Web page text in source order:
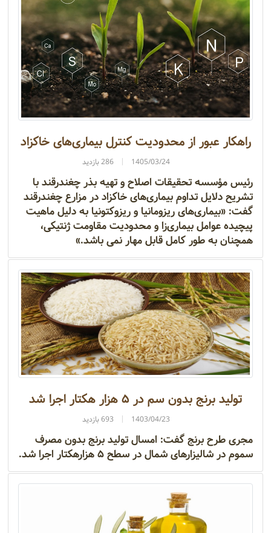
راهکار عبور از محدودیت کنترل بیماری‌های خاکزاد
1405/03/24 286 بازدید
رئیس مؤسسه تحقیقات اصلاح و تهیه بذر چغندرقند با
تشریح دلایل تداوم بیماری‌های خاکزاد در مزارع چغندرقند
گفت: «بیماری‌های ریزومانیا و ریزوکتونیا به دلیل ماهیت
پیچیده عوامل بیماری‌زا و محدودیت مقاومت ژنتیکی،
همچنان به طور کامل قابل مهار نمی باشد.»
تولید برنج بدون سم در ۵ هزار هکتار اجرا شد
1403/04/23 693 بازدید
مجری طرح برنج گفت: امسال تولید برنج بدون مصرف
سموم در شالیزار‌های شمال در سطح ۵ هزارهکتار اجرا شد.